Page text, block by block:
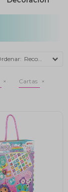
Recomendados
Cartas